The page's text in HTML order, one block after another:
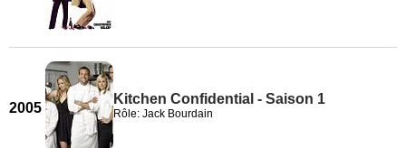
2005
Kitchen Confidential - Saison 1
Rôle: Jack Bourdain